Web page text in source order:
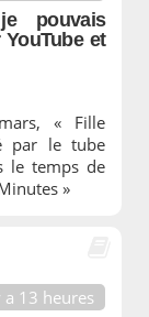
pouvais
et
« Fille
par le tube
le temps de
»
a 13 heures